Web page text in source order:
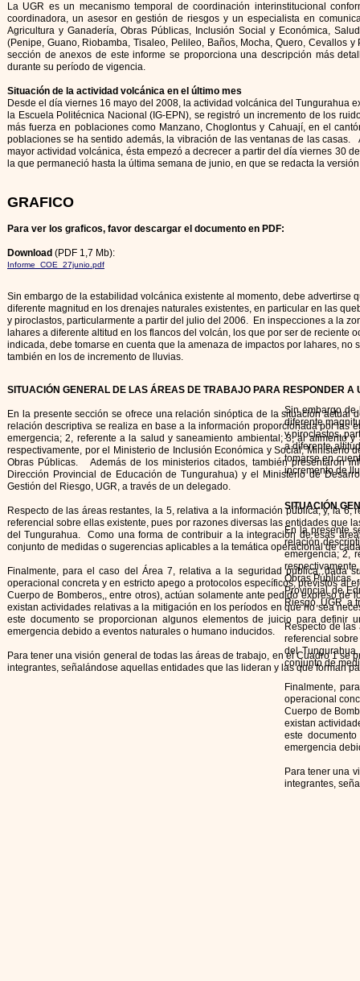
La UGR es un mecanismo temporal de coordinación interinstitucional
coordinadora, un asesor en gestión de riesgos y un especialista en
Agricultura y Ganadería, Obras Públicas, Inclusión Social y Económica,
(Penipe, Guano, Riobamba, Tisaleo, Pelileo, Baños, Mocha, Quero,
sección de anexos de este informe se proporciona una descripción más
durante su período de vigencia.
Situación de la actividad volcánica en el último mes
Desde el día viernes 16 mayo del 2008, la actividad volcánica del
la Escuela Politécnica Nacional (IG-EPN), se registró un incremento de los
más fuerza en poblaciones como Manzano, Choglontus y Cahuají, en el
poblaciones se ha sentido además, la vibración de las ventanas de las
mayor actividad volcánica, ésta empezó a decrecer a partir del día viernes 30
la que permaneció hasta la última semana de junio, en que se redacta la
GRAFICO
Para ver los graficos, favor descargar el documento en PDF:
Download (PDF 1,7 Mb):
Informe_COE_27junio.pdf
Sin embargo de la estabilidad volcánica existente al momento, debe
diferente magnitud en los drenajes naturales existentes, en particular en las
y piroclastos, particularmente a partir del julio del 2006. En inspecciones a la
lahares a diferente altitud en los flancos del volcán, los que por ser de
indicada, debe tomarse en cuenta que la amenaza de impactos por lahares,
también en los de incremento de lluvias.
SITUACIÓN GENERAL DE LAS ÁREAS DE TRABAJO PARA RESPONDER A
En la presente sección se ofrece una relación sinóptica de la situación
relación descriptiva se realiza en base a la información proporcionada por
emergencia; 2, referente a la salud y saneamiento ambiental; 3, al alimento
respectivamente, por el Ministerio de Inclusión Económica y Social, Ministerio
Obras Públicas. Además de los ministerios citados, también presentaron
Dirección Provincial de Educación de Tungurahua) y el Ministerio de
Gestión del Riesgo, UGR, a través de un delegado.
Respecto de las áreas restantes, la 5, relativa a la información pública; y, la
referencial sobre ellas existente, pues por razones diversas las entidades que
del Tungurahua. Como una forma de contribuir a la integración de esas
conjunto de medidas o sugerencias aplicables a la temática operacional de
Finalmente, para el caso del Área 7, relativa a la seguridad pública, dada
operacional concreta y en estricto apego a protocolos específicos, previstos al
Cuerpo de Bomberos,, entre otros), actúan solamente ante pedido expreso
existan actividades relativas a la mitigación en los períodos en que no sea
este documento se proporcionan algunos elementos de juicio para
emergencia debido a eventos naturales o humano inducidos.
Para tener una visión general de todas las áreas de trabajo, en el Cuadro 1
integrantes, señalándose aquellas entidades que las lideran y las que forman
Sin embargo de
diferente
y piroclastos,
a diferente
tomarse en
incremento de
SITUACIÓN
En la presente
relación
emergencia; 2,
Obras Públicas.
Provincial de
Riesgo, UGR, a
Respecto de
referencial
del
conjunto de
Finalmente,
operacional
Cuerpo de
existan
este
emergencia
Para tener una
integrantes,